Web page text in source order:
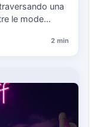
una
le mode
2 min